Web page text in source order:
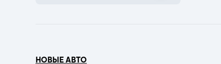
Сиреневый металлик
НОВЫЕ АВТО